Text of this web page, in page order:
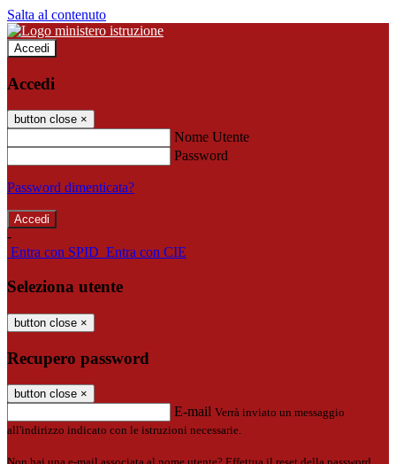
Salta al contenuto
Accedi
Accedi
button close ×
Nome Utente
Password
Password dimenticata?
-
Entra con SPID Entra con CIE
Seleziona utente
button close ×
Recupero password
button close ×
E-mail Verrà inviato un messaggio
all'indirizzo indicato con le istruzioni necessarie.